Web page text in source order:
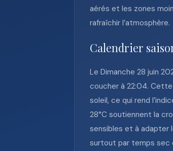
aérés et les zones
rafraîchir l’atmosphère.
Calendrier
Le Dimanche 28 juin
coucher à 22:04.
soleil, ce qui rend
28°C soutiennent la
sensibles et à adapter
surtout par temps sec